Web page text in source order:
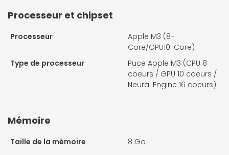
Processeur et chipset
Processeur
Apple M3 (8-
Core/GPU10-Core)
Type de processeur
Puce Apple M3 (CPU 8
coeurs / GPU 10 coeurs /
Neural Engine 16 coeurs)
Mémoire
Taille de la mémoire 8 Go